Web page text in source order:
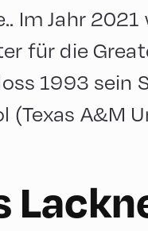
Im Jahr
für die
1993 sein
(Texas A&M